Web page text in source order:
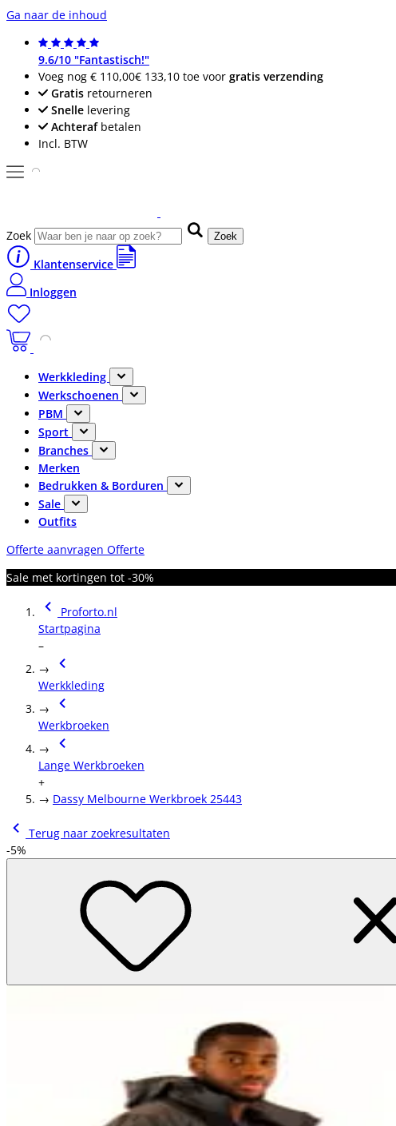
Ga naar de inhoud
9.6/10 "Fantastisch!"
Voeg nog € 110,00€ 133,10 toe voor gratis verzending
Gratis retourneren
Snelle levering
Achterafbetalen
Incl. BTW
Zoek Zoek
Klantenservice
Inloggen
Werkkleding
Werkschoenen
PBM
Sport
Branches
Merken
Bedrukken & Borduren
Sale
Outfits
Offerte aanvragen Offerte
Sale met kortingen tot -30%
Proforto.nl
Startpagina
–
→
Werkkleding
→
Werkbroeken
→
Lange Werkbroeken
+
→ Dassy Melbourne Werkbroek 25443
Terug naar zoekresultaten
-5%